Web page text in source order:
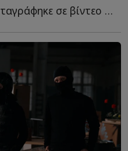
Η μοιραία σύγκρουση καταγράφηκε σε βίντεο με τις εικόνες ν...